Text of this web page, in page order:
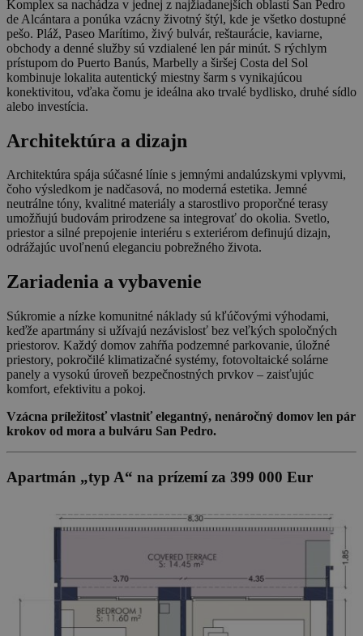
Komplex sa nachádza v jednej z najžiadanejších oblastí San Pedro
de Alcántara a ponúka vzácny životný štýl, kde je všetko dostupné
pešo. Pláž, Paseo Marítimo, živý bulvár, reštaurácie, kaviarne,
obchody a denné služby sú vzdialené len pár minút. S rýchlym
prístupom do Puerto Banús, Marbelly a širšej Costa del Sol
kombinuje lokalita autentický miestny šarm s vynikajúcou
konektivitou, vďaka čomu je ideálna ako trvalé bydlisko, druhé sídlo
alebo investícia.
Architektúra a dizajn
Architektúra spája súčasné línie s jemnými andalúzskymi vplyvmi,
čoho výsledkom je nadčasová, no moderná estetika. Jemné
neutrálne tóny, kvalitné materiály a starostlivo proporčné terasy
umožňujú budovám prirodzene sa integrovať do okolia. Svetlo,
priestor a silné prepojenie interiéru s exteriérom definujú dizajn,
odrážajúc uvoľnenú eleganciu pobrežného života.
Zariadenia a vybavenie
Súkromie a nízke komunitné náklady sú kľúčovými výhodami,
keďže apartmány si užívajú nezávislosť bez veľkých spoločných
priestorov. Každý domov zahŕňa podzemné parkovanie, úložné
priestory, pokročilé klimatizačné systémy, fotovoltaické solárne
panely a vysokú úroveň bezpečnostných prvkov – zaisťujúc
komfort, efektivitu a pokoj.
Vzácna príležitosť vlastniť elegantný, nenáročný domov len pár
krokov od mora a bulváru San Pedro.
Apartmán „typ A“ na prízemí za 399 000 Eur